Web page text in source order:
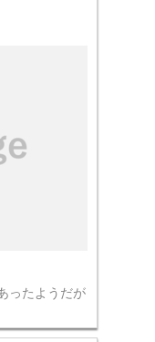
ったようだが